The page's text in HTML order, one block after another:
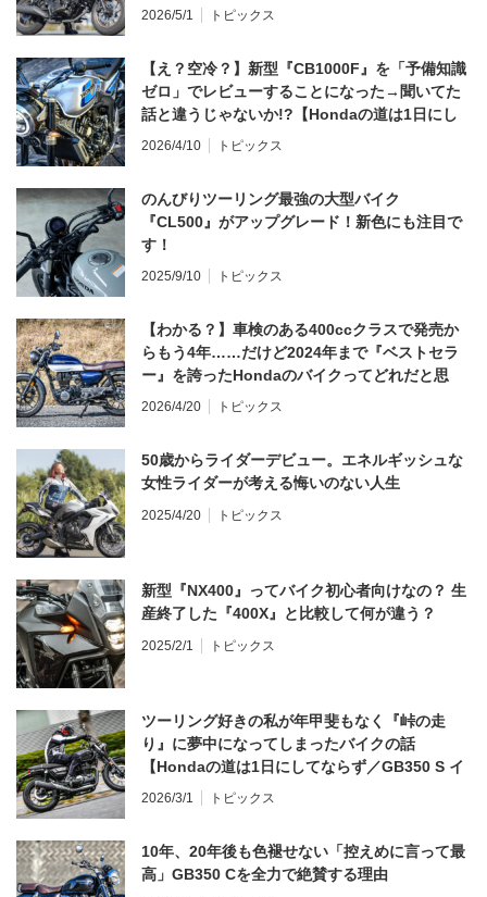
2026/5/1 トピックス
【え？空冷？】新型『CB1000F』を「予備知識
ゼロ」でレビューすることになった→聞いてた
話と違うじゃないか!?【Hondaの道は1日にし
てならず／CB1000F ①第一印象 編】
2026/4/10 トピックス
のんびりツーリング最強の大型バイク
『CL500』がアップグレード！新色にも注目で
す！
2025/9/10 トピックス
【わかる？】車検のある400ccクラスで発売か
らもう4年……だけど2024年まで『ベストセラ
ー』を誇ったHondaのバイクってどれだと思
う？
2026/4/20 トピックス
50歳からライダーデビュー。エネルギッシュな
女性ライダーが考える悔いのない人生
2025/4/20 トピックス
新型『NX400』ってバイク初心者向けなの？ 生
産終了した『400X』と比較して何が違う？
2025/2/1 トピックス
ツーリング好きの私が年甲斐もなく『峠の走
り』に夢中になってしまったバイクの話
【Hondaの道は1日にしてならず／GB350 S イ
ンプレ・レビュー 前編】
2026/3/1 トピックス
10年、20年後も色褪せない「控えめに言って最
高」GB350 Cを全力で絶賛する理由